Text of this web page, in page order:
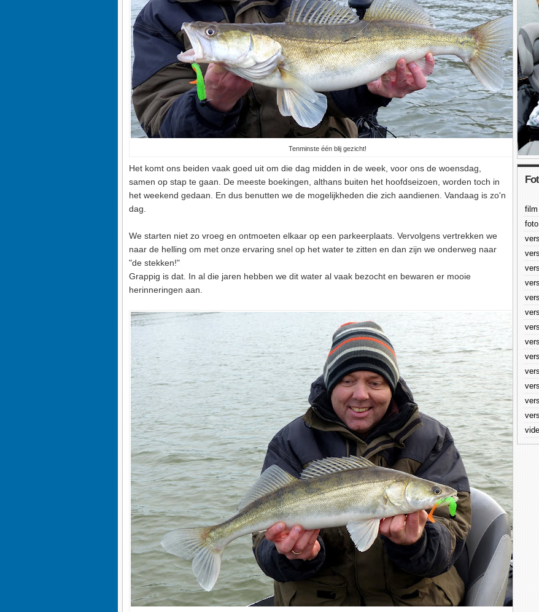
Tenminste één blij gezicht!
Het komt ons beiden vaak goed uit om die dag midden in de week, voor ons de woensdag,
samen op stap te gaan. De meeste boekingen, althans buiten het hoofdseizoen, worden toch in
het weekend gedaan. En dus benutten we de mogelijkheden die zich aandienen. Vandaag is zo'n
dag.
We starten niet zo vroeg en ontmoeten elkaar op een parkeerplaats. Vervolgens vertrekken we
naar de helling om met onze ervaring snel op het water te zitten en dan zijn we onderweg naar
"de stekken!"
Grappig is dat. In al die jaren hebben we dit water al vaak bezocht en bewaren er mooie
herinneringen aan.
film
foto